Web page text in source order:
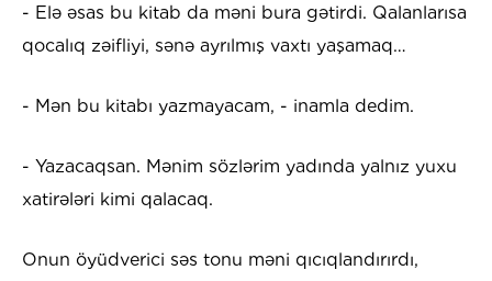
- Elə əsas bu kitab da məni bura gətirdi. Qalanlarısa
qocalıq zəifliyi, sənə ayrılmış vaxtı yaşamaq…
- Mən bu kitabı yazmayacam, - inamla dedim.
- Yazacaqsan. Mənim sözlərim yadında yalnız yuxu
xatirələri kimi qalacaq.
Onun öyüdverici səs tonu məni qıcıqlandırırdı,